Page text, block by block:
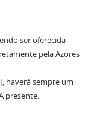
ser oferecida
pela Azores
haverá sempre um
presente.